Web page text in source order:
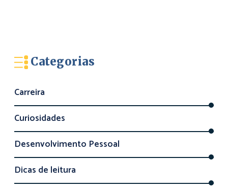
Categorias
Carreira
Curiosidades
Desenvolvimento Pessoal
Dicas de leitura